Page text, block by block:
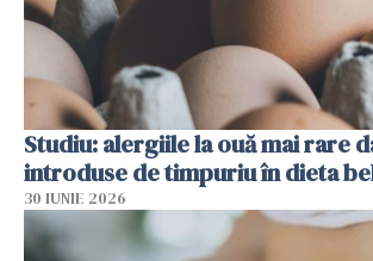
Studiu: alergiile la ouă mai rare
introduse de timpuriu în dieta
30 IUNIE 2026